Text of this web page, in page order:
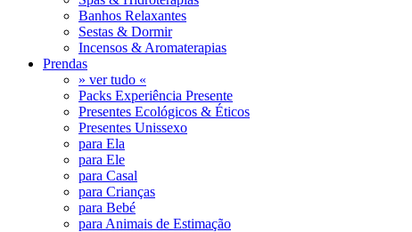
Banhos Relaxantes
Sestas & Dormir
Incensos & Aromaterapias
Prendas
» ver tudo «
Packs Experiência Presente
Presentes Ecológicos & Éticos
Presentes Unissexo
para Ela
para Ele
para Casal
para Crianças
para Bebé
para Animais de Estimação